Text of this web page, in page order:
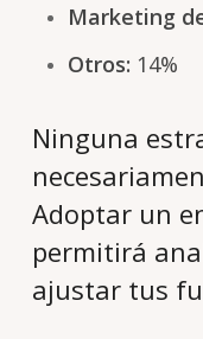
Marketing
Otros: 14%
Ninguna
Adoptar un
permitirá
ajustar tus